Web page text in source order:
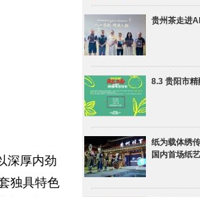
深厚内劲
独具特色
贵州茶走进
8.3 贵阳市
纸为载体绣
国内首场纸